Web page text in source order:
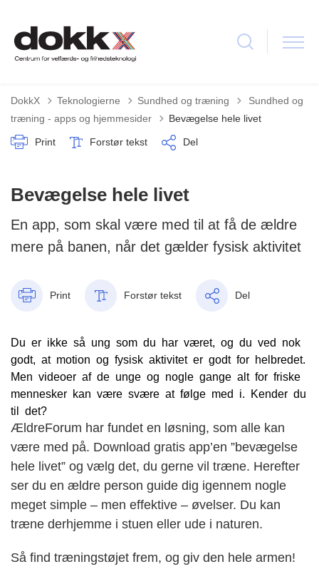
DokkX Teknologierne Sundhed og træning Tilbage til
Sundhed og
træning - apps og hjemmesider
Bevægelse hele livet
Print Forstør tekst Del
Bevægelse hele livet
En app, som skal være med til at få de ældre
mere på banen, når det gælder fysisk aktivitet
Print Forstør tekst Del
Du er ikke så ung som du har været, og du ved nok
godt, at motion og fysisk aktivitet er godt for helbredet.
Men videoer af de unge og nogle gange alt for friske
mennesker kan være svære at følge med i. Kender du
til det?
ÆldreForum har fundet en løsning, som alle kan
være med på. Download gratis app’en ”bevægelse
hele livet” og vælg det, du gerne vil træne. Herefter
ser du en ældre person guide dig igennem nogle
meget simple – men effektive – øvelser. Du kan
træne derhjemme i stuen eller ude i naturen.
Så find træningstøjet frem, og giv den hele armen!